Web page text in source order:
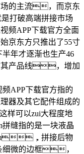
的主流，而京东
打破高端拼接市场
APP下载官方全面
京东方只推出了55寸
年才逐渐也生产46
产品线，增加
APP下载官方指的
器及其它配件组成的
样可以zui大程度地
缝指的是一块液晶
，拼接后物
细微的边框，